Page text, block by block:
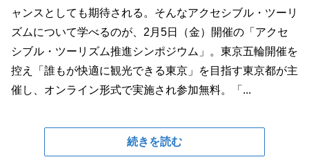
ャンスとしても期待される。そんなアクセシブル・ツーリ
ズムについて学べるのが、2月5日（金）開催の「アクセ
シブル・ツーリズム推進シンポジウム」。東京五輪開催を
控え「誰もが快適に観光できる東京」を目指す東京都が主
催し、オンライン形式で実施され参加無料。「...
続きを読む